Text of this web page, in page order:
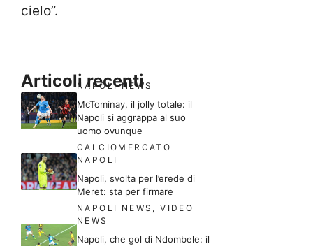
cielo”.
Articoli recenti
NAPOLI NEWS
McTominay, il jolly totale: il
Napoli si aggrappa al suo
uomo ovunque
CALCIOMERCATO
NAPOLI
Napoli, svolta per l’erede di
Meret: sta per firmare
NAPOLI NEWS ,VIDEO
NEWS
Napoli, che gol di Ndombele: il